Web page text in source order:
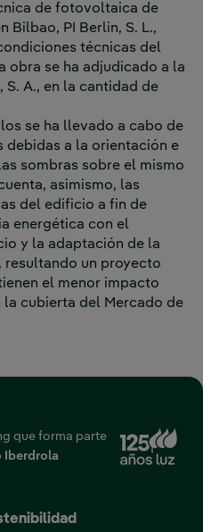
de fotovoltaica de
Bilbao, PI Berlin, S. L.,
técnicas del
obra se ha adjudicado a la
A., en la cantidad de
se ha llevado a cabo de
debidas a la orientación e
sombras sobre el mismo
asimismo, las
del edificio a fin de
energética con el
y la adaptación de la
un proyecto
el menor impacto
cubierta del Mercado de
que forma parte
Iberdrola